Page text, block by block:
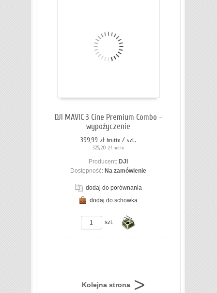
DJI MAVIC 3 Cine Premium Combo -
wypożyczenie
399,99 zł brutto / szt.
325,20 zł netto
Producent: DJI
Dostępność: Na zamówienie
dodaj do porównania
dodaj do schowka
szt.
Kolejna strona